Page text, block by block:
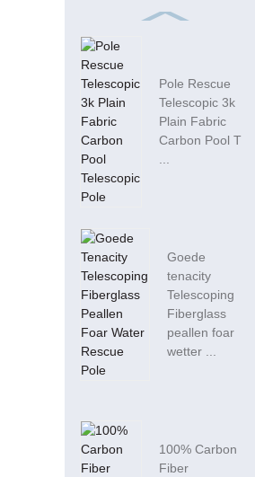
Pole Rescue
Telescopic 3k
Plain Fabric
Carbon Pool T
...
Goede
tenacity
Telescoping
Fiberglass
peallen foar
wetter ...
100% Carbon
Fiber